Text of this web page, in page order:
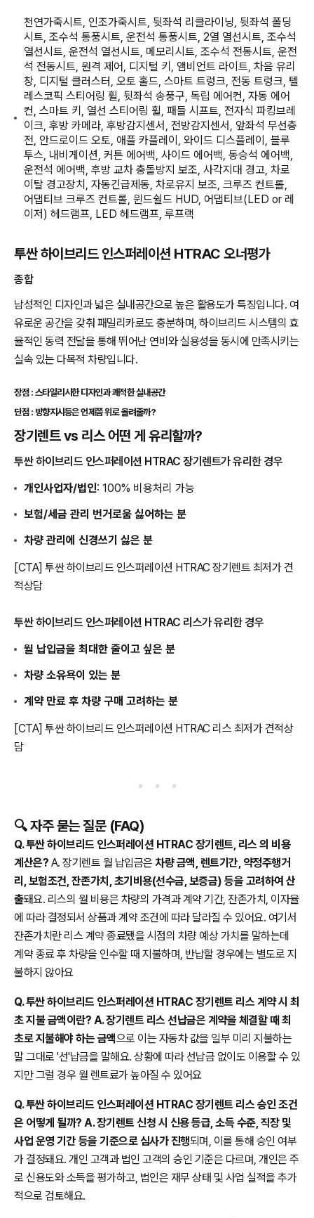
천연가죽시트, 인조가죽시트, 뒷좌석 리클라이닝, 뒷좌석 폴딩
시트, 조수석 통풍시트, 운전석 통풍시트, 2열 열선시트, 조수석
열선시트, 운전석 열선시트, 메모리시트, 조수석 전동시트, 운전
석 전동시트, 원격 제어, 디지털 키, 앰비언트 라이트, 차음 유리
창, 디지털 클러스터, 오토 홀드, 스마트 트렁크, 전동 트렁크, 텔
레스코픽 스티어링 휠, 뒷좌석 송풍구, 독립 에어컨, 자동 에어
컨, 스마트 키, 열선 스티어링 휠, 패들 시프트, 전자식 파킹브레
이크, 후방 카메라, 후방감지센서, 전방감지센서, 앞좌석 무선충
전, 안드로이드 오토, 애플 카플레이, 와이드 디스플레이, 블루
투스, 내비게이션, 커튼 에어백, 사이드 에어백, 동승석 에어백,
운전석 에어백, 후방 교차 충돌방지 보조, 사각지대 경고, 차로
이탈 경고장치, 자동긴급제동, 차로유지 보조, 크루즈 컨트롤,
어댑티브 크루즈 컨트롤, 윈드쉴드 HUD, 어댑티브(LED or 레
이저) 헤드램프, LED 헤드램프, 루프랙
투싼 하이브리드 인스퍼레이션 HTRAC 오너평가
종합
남성적인 디자인과 넓은 실내공간으로 높은 활용도가 특징입니다. 여
유로운 공간을 갖춰 패밀리카로도 충분하며, 하이브리드 시스템의 효
율적인 동력 전달을 통해 뛰어난 연비와 실용성을 동시에 만족시키는
실속 있는 다목적 차량입니다.
장점 : 스타일리시한 디자인과 쾌적한 실내공간
단점 : 방향지시등은 언제쯤 위로 올려줄까?
장기렌트 vs 리스 어떤 게 유리할까?
투싼 하이브리드 인스퍼레이션 HTRAC 장기렌트가 유리한 경우
개인사업자/법인: 100% 비용처리 가능
보험/세금 관리 번거로움 싫어하는 분
차량 관리에 신경쓰기 싫은 분
[CTA] 투싼 하이브리드 인스퍼레이션 HTRAC 장기렌트 최저가 견
적상담
투싼 하이브리드 인스퍼레이션 HTRAC 리스가 유리한 경우
월 납입금을 최대한 줄이고 싶은 분
차량 소유욕이 있는 분
계약 만료 후 차량 구매 고려하는 분
[CTA] 투싼 하이브리드 인스퍼레이션 HTRAC 리스 최저가 견적상
담
🔍 자주 묻는 질문 (FAQ)
Q. 투싼 하이브리드 인스퍼레이션 HTRAC 장기렌트, 리스 의 비용
계산은? A. 장기렌트 월 납입금은 차량 금액, 렌트기간, 약정주행거
리, 보험조건, 잔존가치, 초기비용(선수금, 보증금) 등을 고려하여 산
출돼요. 리스의 월 비용은 차량의 가격과 계약 기간, 잔존가치, 이자율
에 따라 결정되서 상품과 계약 조건에 따라 달라질 수 있어요. 여기서
잔존가치란 리스 계약 종료됐을 시점의 차량 예상 가치를 말하는데
계약 종료 후 차량을 인수할 때 지불하며, 반납할 경우에는 별도로 지
불하지 않아요
Q. 투싼 하이브리드 인스퍼레이션 HTRAC 장기렌트 리스 계약 시 최
초 지불 금액이란? A. 장기렌트 리스 선납금은 계약을 체결할 때 최
초로 지불해야 하는 금액으로 이는 자동차 값을 일부 미리 지불하는
말 그대로 '선'납금을 말해요. 상황에 따라 선납금 없이도 이용할 수 있
지만 그럴 경우 월 렌트료가 높아질 수 있어요
Q. 투싼 하이브리드 인스퍼레이션 HTRAC 장기렌트 리스 승인 조건
은 어떻게 될까? A. 장기렌트 신청 시 신용 등급, 소득 수준, 직장 및
사업 운영 기간 등을 기준으로 심사가 진행되며, 이를 통해 승인 여부
가 결정돼요. 개인 고객과 법인 고객의 승인 기준은 다르며, 개인은 주
로 신용도와 소득을 평가하고, 법인은 재무 상태 및 사업 실적을 추가
적으로 검토해요.